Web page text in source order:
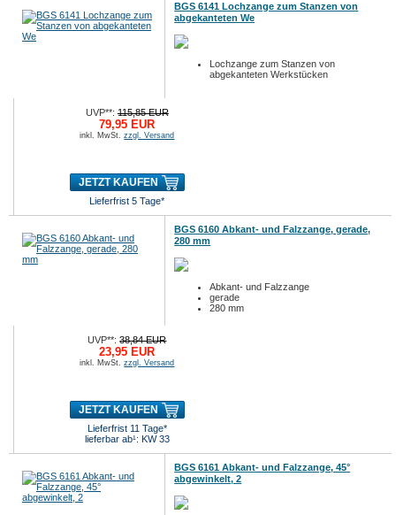
BGS 6141 Lochzange zum Stanzen von
abgekanteten We
Lochzange zum Stanzen von
abgekanteten Werkstücken
UVP**:115,85 EUR
79,95 EUR
inkl. MwSt.zzgl. Versand
JETZT KAUFEN
Lieferfrist 5 Tage*
BGS 6160 Abkant- und Falzzange, gerade,
280 mm
Abkant- und Falzzange
gerade
280 mm
UVP**:38,84 EUR
23,95 EUR
inkl. MwSt.zzgl. Versand
JETZT KAUFEN
Lieferfrist 11 Tage*
lieferbar ab¹: KW 33
BGS 6161 Abkant- und Falzzange, 45°
abgewinkelt, 2